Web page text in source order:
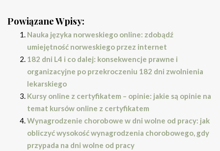
Powiązane Wpisy:
Nauka języka norweskiego online: zdobądź
umiejętność norweskiego przez internet
182 dni L4 i co dalej: konsekwencje prawne i
organizacyjne po przekroczeniu 182 dni zwolnienia
lekarskiego
Kursy online z certyfikatem – opinie: jakie są opinie na
temat kursów online z certyfikatem
Wynagrodzenie chorobowe w dni wolne od pracy: jak
obliczyć wysokość wynagrodzenia chorobowego, gdy
przypada na dni wolne od pracy